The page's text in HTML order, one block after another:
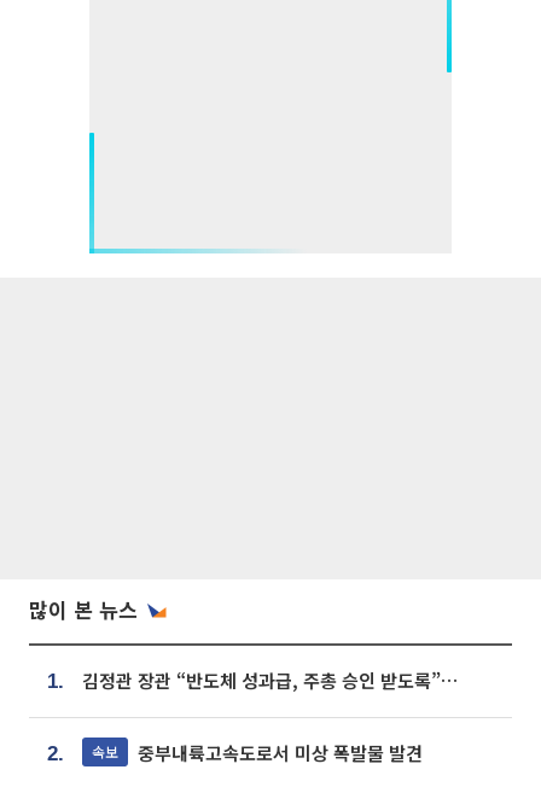
많이 본 뉴스
1. 김정관 장관 “반도체 성과급, 주총 승인 받도록”…상법·자본시장법 개정 시사
2. 속보 중부내륙고속도로서 미상 폭발물 발견